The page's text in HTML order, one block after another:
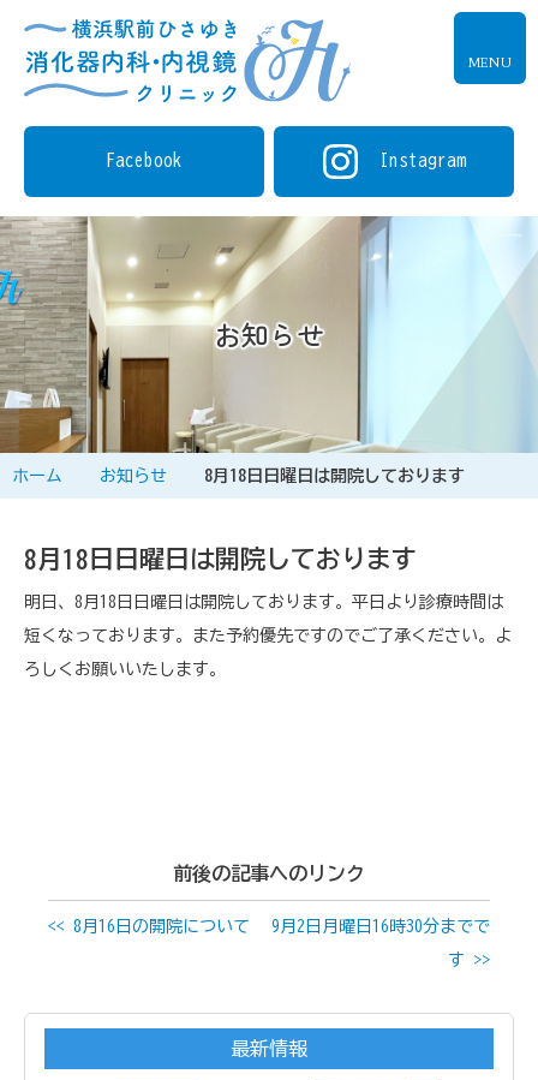
Facebook Instagram
お知らせ
ホーム お知らせ 8月18日日曜日は開院しております
8月18日日曜日は開院しております
明日、8月18日日曜日は開院しております。平日より診療時間は
短くなっております。また予約優先ですのでご了承ください。よ
ろしくお願いいたします。
前後の記事へのリンク
<< 8月16日の開院について
9月2日月曜日16時30分までで
す >>
最新情報
MENU